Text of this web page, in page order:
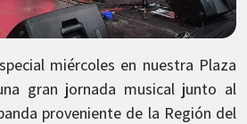
miércoles en nuestra Plaza
gran jornada musical junto al
proveniente de la Región del